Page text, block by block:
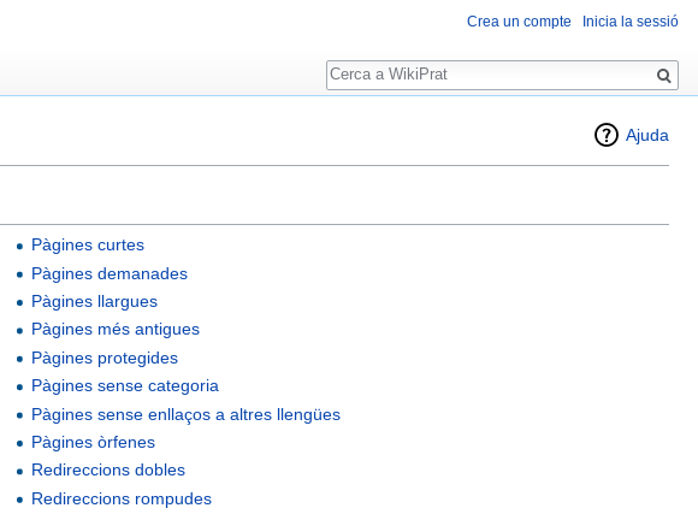
Ajuda
Pàgines curtes
Pàgines demanades
Pàgines llargues
Pàgines més antigues
Pàgines protegides
Pàgines sense categoria
Pàgines sense enllaços a altres llengües
Pàgines òrfenes
Redireccions dobles
Redireccions rompudes
Crea un compte Inicia la sessió
Cerca